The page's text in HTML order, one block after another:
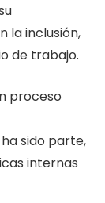
la inclusión,
de trabajo.
proceso
sido parte,
internas